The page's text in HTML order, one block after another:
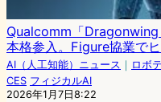
Qualcomm「
本格参入。Figure協業で
AI（人工知能）ニュース ｜ ロボ
CES フィジカルAI
2026年1月7日8:22